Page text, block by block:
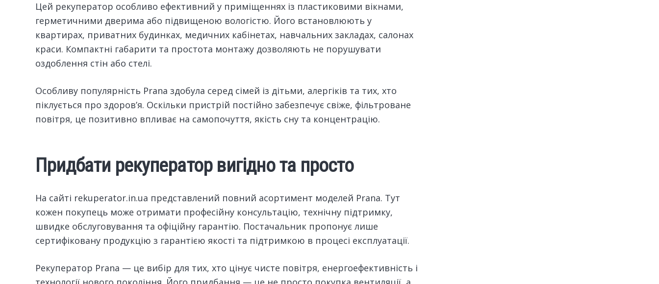
Цей рекуператор особливо ефективний у приміщеннях із пластиковими вікнами,
герметичними дверима або підвищеною вологістю. Його встановлюють у
квартирах, приватних будинках, медичних кабінетах, навчальних закладах, салонах
краси. Компактні габарити та простота монтажу дозволяють не порушувати
оздоблення стін або стелі.
Особливу популярність Prana здобула серед сімей із дітьми, алергіків та тих, хто
піклується про здоров’я. Оскільки пристрій постійно забезпечує свіже, фільтроване
повітря, це позитивно впливає на самопочуття, якість сну та концентрацію.
Придбати рекуператор вигідно та просто
На сайті rekuperator.in.ua представлений повний асортимент моделей Prana. Тут
кожен покупець може отримати професійну консультацію, технічну підтримку,
швидке обслуговування та офіційну гарантію. Постачальник пропонує лише
сертифіковану продукцію з гарантією якості та підтримкою в процесі експлуатації.
Рекуператор Prana — це вибір для тих, хто цінує чисте повітря, енергоефективність і